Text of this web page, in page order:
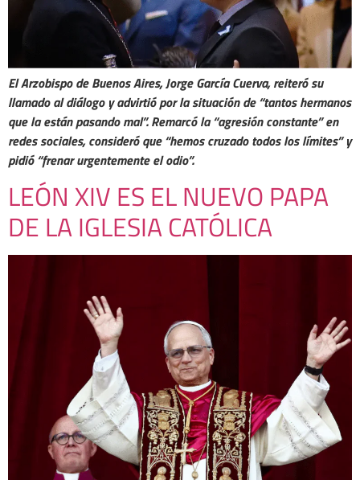
El Arzobispo de Buenos Aires, Jorge García Cuerva, reiteró su
llamado al diálogo y advirtió por la situación de “tantos hermanos
que la están pasando mal”. Remarcó la “agresión constante” en
redes sociales, consideró que “hemos cruzado todos los límites” y
pidió “frenar urgentemente el odio”.
LEÓN XIV ES EL NUEVO PAPA
DE LA IGLESIA CATÓLICA